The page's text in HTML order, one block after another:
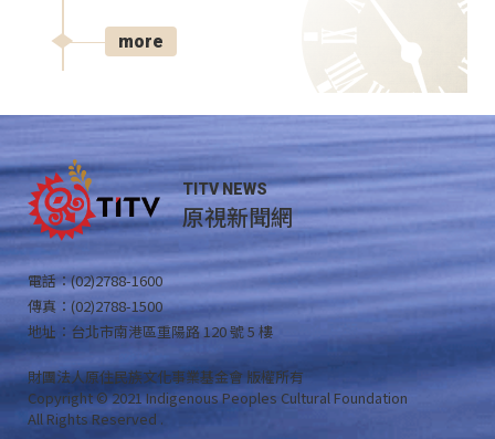
more
TITV NEWS
原視新聞網
電話：(02)2788-1600
傳真：(02)2788-1500
地址：台北市南港區重陽路 120 號 5 樓
財團法人原住民族文化事業基金會 版權所有
Copyright © 2021 Indigenous Peoples Cultural Foundation
All Rights Reserved .